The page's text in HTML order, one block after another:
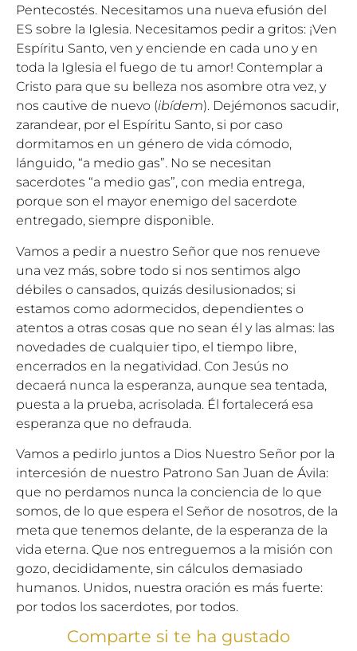
Pentecostés. Necesitamos una nueva efusión del
ES sobre la Iglesia. Necesitamos pedir a gritos: ¡Ven
Espíritu Santo, ven y enciende en cada uno y en
toda la Iglesia el fuego de tu amor! Contemplar a
Cristo para que su belleza nos asombre otra vez, y
nos cautive de nuevo (ibídem). Dejémonos sacudir,
zarandear, por el Espíritu Santo, si por caso
dormitamos en un género de vida cómodo,
lánguido, “a medio gas”. No se necesitan
sacerdotes “a medio gas”, con media entrega,
porque son el mayor enemigo del sacerdote
entregado, siempre disponible.
Vamos a pedir a nuestro Señor que nos renueve
una vez más, sobre todo si nos sentimos algo
débiles o cansados, quizás desilusionados; si
estamos como adormecidos, dependientes o
atentos a otras cosas que no sean él y las almas: las
novedades de cualquier tipo, el tiempo libre,
encerrados en la negatividad. Con Jesús no
decaerá nunca la esperanza, aunque sea tentada,
puesta a la prueba, acrisolada. Él fortalecerá esa
esperanza que no defrauda.
Vamos a pedirlo juntos a Dios Nuestro Señor por la
intercesión de nuestro Patrono San Juan de Ávila:
que no perdamos nunca la conciencia de lo que
somos, de lo que espera el Señor de nosotros, de la
meta que tenemos delante, de la esperanza de la
vida eterna. Que nos entreguemos a la misión con
gozo, decididamente, sin cálculos demasiado
humanos. Unidos, nuestra oración es más fuerte:
por todos los sacerdotes, por todos.
Comparte si te ha gustado